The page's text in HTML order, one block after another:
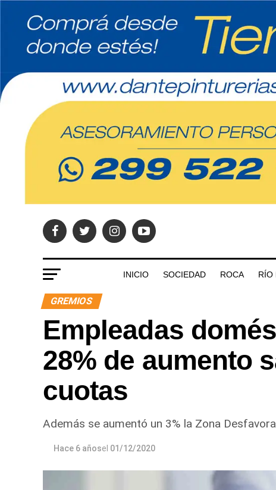
INICIO SOCIEDAD ROCA RÍO
GREMIOS
Empleadas
28% de aumento
cuotas
Además se aumentó un 3% la Zona
Hace 6 añosel 01/12/2020